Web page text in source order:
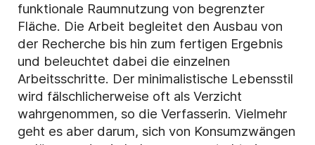
funktionale Raumnutzung von begrenzter
Fläche. Die Arbeit begleitet den Ausbau von
der Recherche bis hin zum fertigen Ergebnis
und beleuchtet dabei die einzelnen
Arbeitsschritte. Der minimalistische Lebensstil
wird fälschlicherweise oft als Verzicht
wahrgenommen, so die Verfasserin. Vielmehr
geht es aber darum, sich von Konsumzwängen